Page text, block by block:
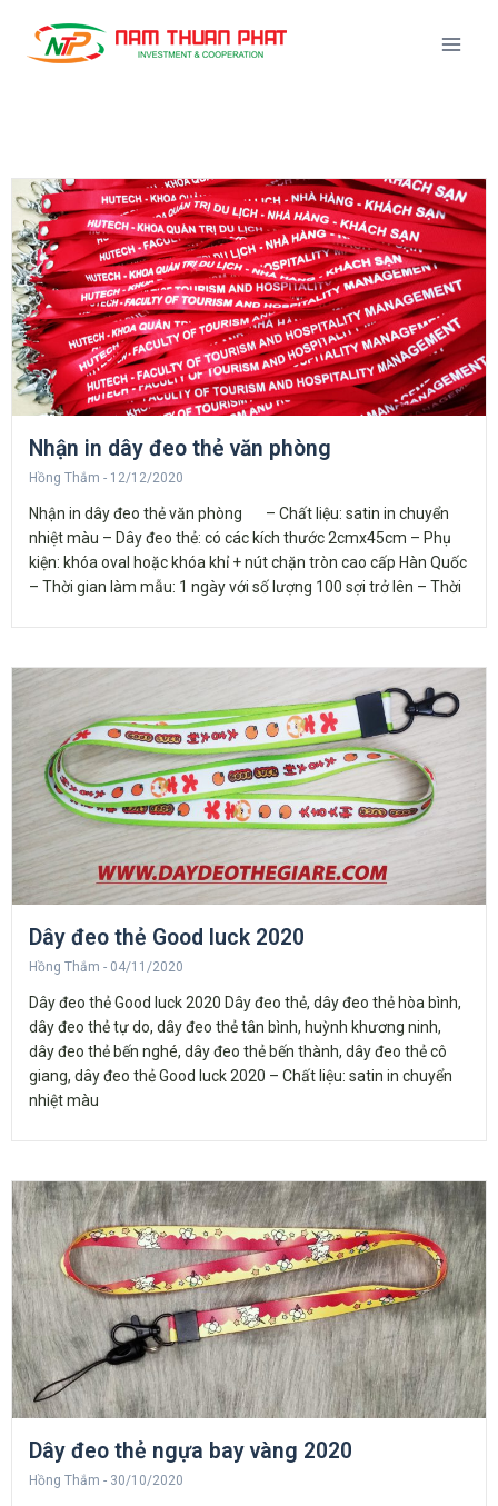
Nhận in dây đeo thẻ văn phòng
Hồng Thắm 12/12/2020
Nhận in dây đeo thẻ văn phòng – Chất liệu: satin in chuyển
nhiệt màu – Dây đeo thẻ: có các kích thước 2cmx45cm – Phụ
kiện: khóa oval hoặc khóa khỉ + nút chặn tròn cao cấp Hàn Quốc
– Thời gian làm mẫu: 1 ngày với số lượng 100 sợi trở lên – Thời
Dây đeo thẻ Good luck 2020
Hồng Thắm 04/11/2020
Dây đeo thẻ Good luck 2020 Dây đeo thẻ, dây đeo thẻ hòa bình,
dây đeo thẻ tự do, dây đeo thẻ tân bình, huỳnh khương ninh,
dây đeo thẻ bến nghé, dây đeo thẻ bến thành, dây đeo thẻ cô
giang, dây đeo thẻ Good luck 2020 – Chất liệu: satin in chuyển
nhiệt màu
Dây đeo thẻ ngựa bay vàng 2020
Hồng Thắm 30/10/2020